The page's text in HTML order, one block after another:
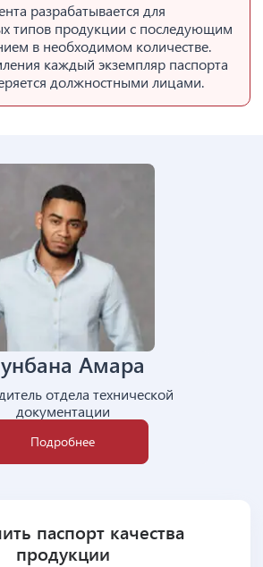
разрабатывается для
типов продукции с последующим
в необходимом количестве.
каждый экземпляр паспорта
должностными лицами.
Амара
отдела технической
документации
Подробнее
паспорт качества
продукции